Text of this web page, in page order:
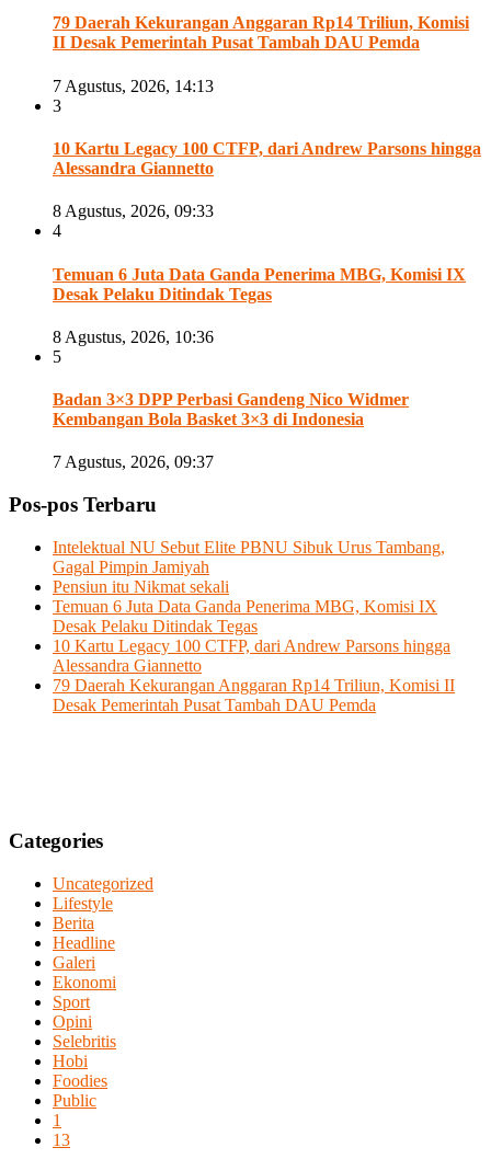
79 Daerah Kekurangan Anggaran Rp14 Triliun, Komisi
II Desak Pemerintah Pusat Tambah DAU Pemda
7 Agustus, 2026, 14:13
3
10 Kartu Legacy 100 CTFP, dari Andrew Parsons hingga
Alessandra Giannetto
8 Agustus, 2026, 09:33
4
Temuan 6 Juta Data Ganda Penerima MBG, Komisi IX
Desak Pelaku Ditindak Tegas
8 Agustus, 2026, 10:36
5
Badan 3×3 DPP Perbasi Gandeng Nico Widmer
Kembangan Bola Basket 3×3 di Indonesia
7 Agustus, 2026, 09:37
Pos-pos Terbaru
Intelektual NU Sebut Elite PBNU Sibuk Urus Tambang,
Gagal Pimpin Jamiyah
Pensiun itu Nikmat sekali
Temuan 6 Juta Data Ganda Penerima MBG, Komisi IX
Desak Pelaku Ditindak Tegas
10 Kartu Legacy 100 CTFP, dari Andrew Parsons hingga
Alessandra Giannetto
79 Daerah Kekurangan Anggaran Rp14 Triliun, Komisi II
Desak Pemerintah Pusat Tambah DAU Pemda
Categories
Uncategorized
Lifestyle
Berita
Headline
Galeri
Ekonomi
Sport
Opini
Selebritis
Hobi
Foodies
Public
1
13